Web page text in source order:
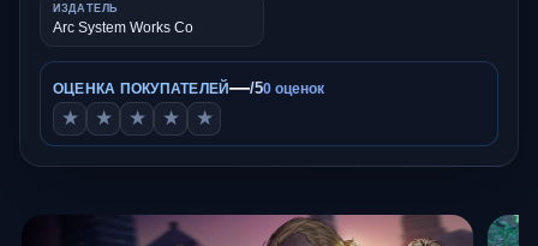
ИЗДАТЕЛЬ
Arc System Works Co
ОЦЕНКА ПОКУПАТЕЛЕЙ—/50 оценок
★ ★ ★ ★ ★